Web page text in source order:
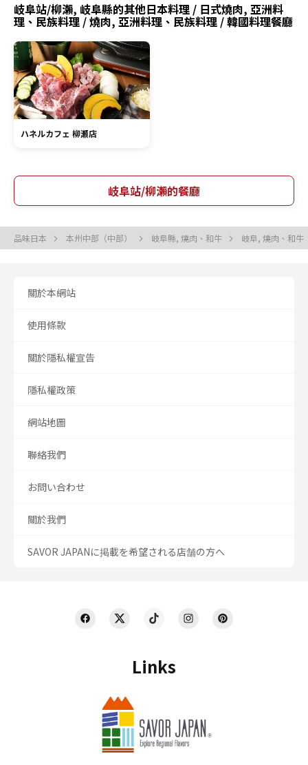
岐阜站/柳瀨, 岐阜縣的其他日本料理 / 日式燒肉, 亞洲料
理、民族料理 / 燒肉, 亞洲料理、民族料理 / 韓國料理餐廳
ハネルカフェ 柳瀬店
岐阜站/柳瀨的餐廳
品味日本 本州中部（中部） 岐阜縣, 燒肉、和牛 岐阜, 燒肉、和牛
Links
關於本網站
使用條款
關於隱私權宣告
隱私權政策
網站地圖
聯絡我們
お問い合わせ
關於我們
SAVOR JAPANに掲載を希望される店舗の方へ